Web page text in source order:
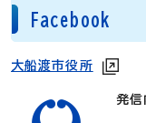
Facebook
大船渡市役所
発信